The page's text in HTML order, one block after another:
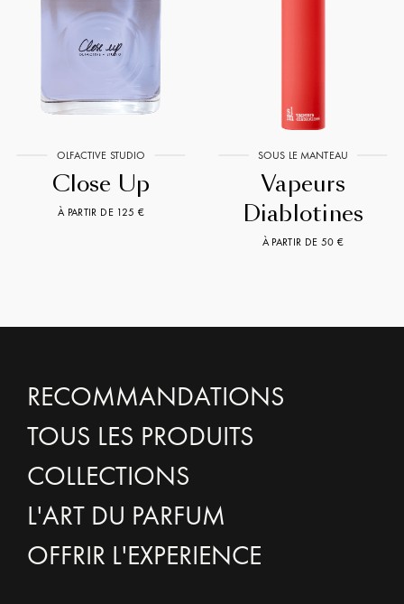
OLFACTIVE STUDIO
Close Up
À PARTIR DE 125 €
SOUS LE MANTEAU
Vapeurs
Diablotines
À PARTIR DE 50 €
RECOMMANDATIONS
TOUS LES PRODUITS
COLLECTIONS
L'ART DU PARFUM
OFFRIR L'EXPERIENCE